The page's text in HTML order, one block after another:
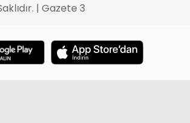
| Gazete 3